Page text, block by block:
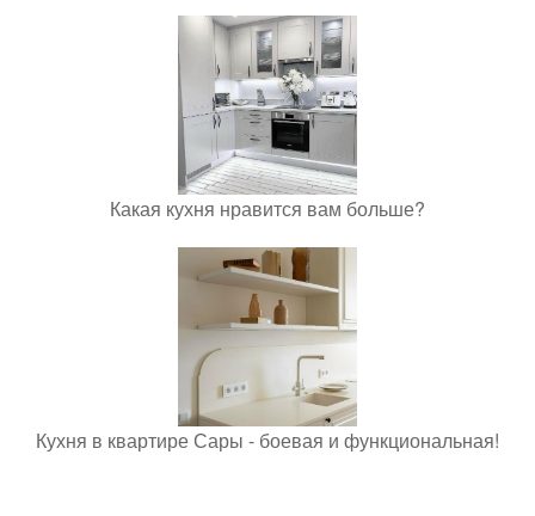
Какая кухня нравится вам больше?
Кухня в квартире Сары - боевая и функциональная!